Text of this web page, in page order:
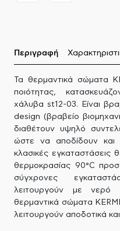
Περιγραφή
Τα θερμαντικά σώματα
ποιότητας,
χάλυβα st12-03. Είναι
design (βραβείο
διαθέτουν υψηλό
ώστε να αποδίδουν και
κλασικές εγκαταστάσεις
θερμοκρασίας 90°C
σύγχρονες
λειτουργούν με νερό
θερμαντικά σώματα
λειτουργούν αποδοτικά